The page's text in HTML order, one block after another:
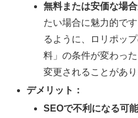
無料または安価な場合
たい場合に魅力的で
るように、ロリポッ
料」の条件が変わっ
変更されることがあり
デメリット：
SEOで不利になる可能